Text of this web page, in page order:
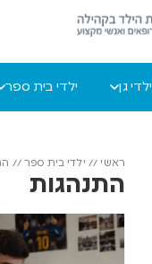
ילדי גן ילדי בית ספר
ראשי // ילדי בית ספר //
התנהגות